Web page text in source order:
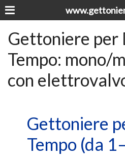
Gettoniere per
Tempo: mono/
con
Gettoniere
Tempo (da